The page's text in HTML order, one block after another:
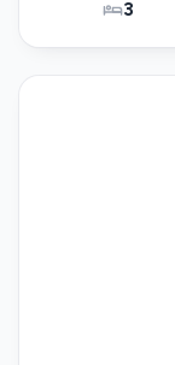
3